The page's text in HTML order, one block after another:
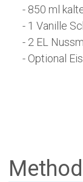
- 850 ml
- 1 Vanille
- 2 EL
- Optional